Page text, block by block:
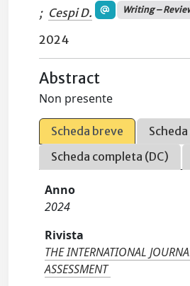
; Cespi D. Writing –
2024
Abstract
Non presente
Scheda breve
Scheda completa (DC)
Anno
2024
Rivista
THE INTERNATIONAL
ASSESSMENT